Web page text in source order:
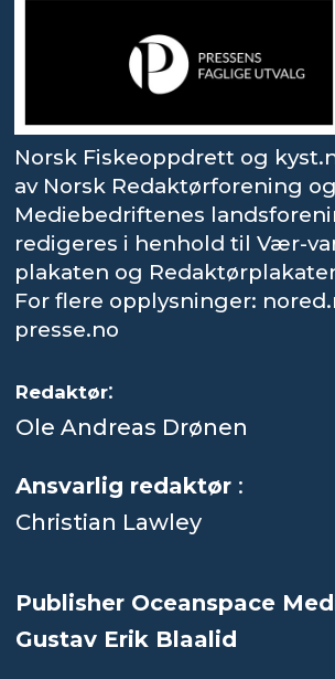
Norsk Fiskeoppdrett og
av Norsk Redaktørforening og
Mediebedriftenes
redigeres i henhold til Vær-
plakaten og
For flere opplysninger:
presse.no
Redaktør:
Ole Andreas Drønen
Ansvarlig redaktør :
Christian Lawley
Publisher Oceanspace
Gustav Erik Blaalid